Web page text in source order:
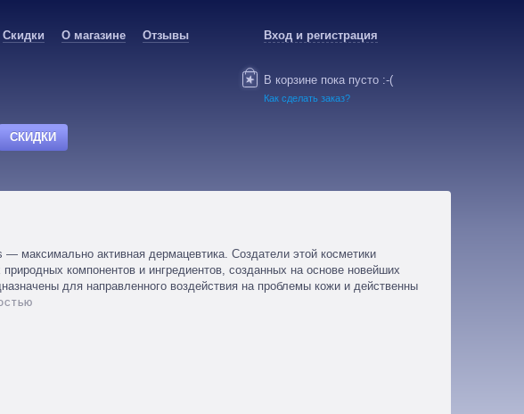
Скидки О магазине Отзывы Вход и регистрация
СКИДКИ
В корзине пока пусто :-(
Как сделать заказ?
максимально активная дермацевтика. Создатели этой косметики
компонентов и ингредиентов, созданных на основе новейших
для направленного воздействия на проблемы кожи и действенны